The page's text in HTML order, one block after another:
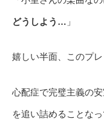
どうしよう… 」
嬉しい半面、このプ
心配症で完璧主義の
を追い詰めることなっ